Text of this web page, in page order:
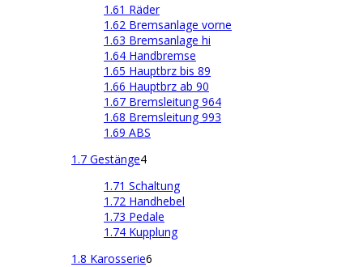
1.61 Räder
1.62 Bremsanlage vorne
1.63 Bremsanlage hi
1.64 Handbremse
1.65 Hauptbrz bis 89
1.66 Hauptbrz ab 90
1.67 Bremsleitung 964
1.68 Bremsleitung 993
1.69 ABS
1.7 Gestänge4
1.71 Schaltung
1.72 Handhebel
1.73 Pedale
1.74 Kupplung
1.8 Karosserie6